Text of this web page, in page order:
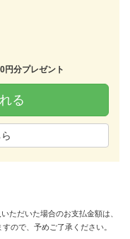
円分プレゼント
る
ただいた場合のお支払金額は、
ので、予めご了承ください。